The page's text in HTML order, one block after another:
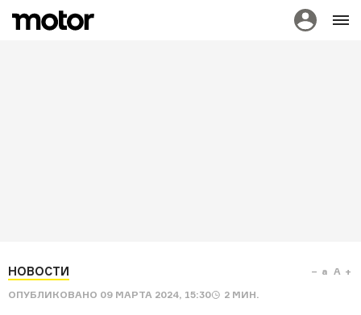
НОВОСТИ
ОПУБЛИКОВАНО 09 МАРТА 2024, 15:30 2 МИН.
a A